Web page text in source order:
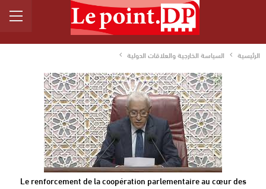
الرئيسية السياسة الخارجية والعلاقات الدولية
Le renforcement de la coopération parlementaire au cœur des